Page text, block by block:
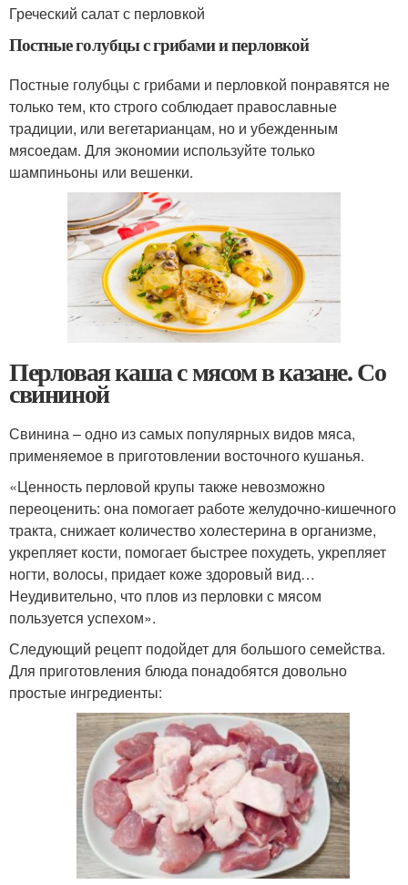
Греческий салат с перловкой
Постные голубцы с грибами и перловкой
Постные голубцы с грибами и перловкой понравятся не
только тем, кто строго соблюдает православные
традиции, или вегетарианцам, но и убежденным
мясоедам. Для экономии используйте только
шампиньоны или вешенки.
Перловая каша с мясом в казане. Со
свининой
Свинина – одно из самых популярных видов мяса,
применяемое в приготовлении восточного кушанья.
«Ценность перловой крупы также невозможно
переоценить: она помогает работе желудочно-кишечного
тракта, снижает количество холестерина в организме,
укрепляет кости, помогает быстрее похудеть, укрепляет
ногти, волосы, придает коже здоровый вид…
Неудивительно, что плов из перловки с мясом
пользуется успехом».
Следующий рецепт подойдет для большого семейства.
Для приготовления блюда понадобятся довольно
простые ингредиенты: